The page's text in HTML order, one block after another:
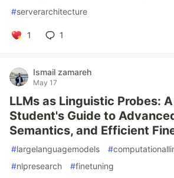
#serverarchitecture
1 1
Ismail zamareh
May 17
LLMs as Linguistic Probes:
Student's Guide to
Semantics, and Efficient
#largelanguagemodels #
#nlpresearch #finetuning